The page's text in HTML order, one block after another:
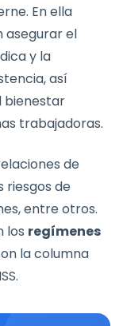
En ella
asegurar el
y la
así
bienestar
trabajadoras.
de
riesgos de
entre otros.
los regímenes
la columna